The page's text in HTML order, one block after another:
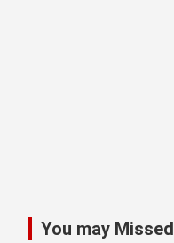
You may Missed